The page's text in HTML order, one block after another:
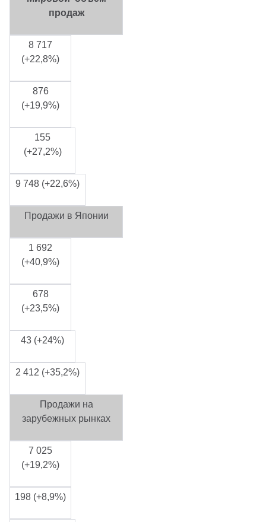
продаж
8 717
(+22,8%)
876
(+19,9%)
155
(+27,2%)
9 748 (+22,6%)
Продажи в Японии
1 692
(+40,9%)
678
(+23,5%)
43 (+24%)
2 412 (+35,2%)
Продажи на
зарубежных рынках
7 025
(+19,2%)
198 (+8,9%)